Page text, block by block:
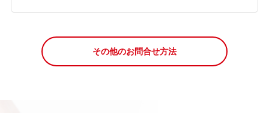
その他のお問合せ方法